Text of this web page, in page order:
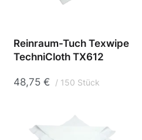
Reinraum-Tuch Texwipe
TechniCloth TX612
48,75 € 150 Stück